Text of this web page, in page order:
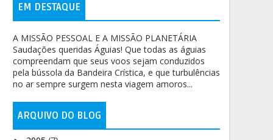
EM DESTAQUE
A MISSÃO PESSOAL E A MISSÃO PLANETÁRIA
Saudações queridas Águias! Que todas as águias
compreendam que seus voos sejam conduzidos
pela bússola da Bandeira Crística, e que turbulências
no ar sempre surgem nesta viagem amoros...
ARQUIVO DO BLOG